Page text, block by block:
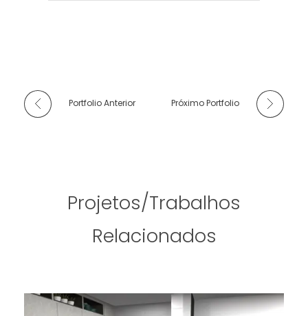
Portfolio Anterior Próximo Portfolio
Projetos/Trabalhos
Relacionados